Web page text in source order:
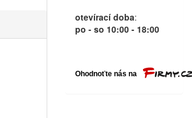
otevírací doba:
po - so 10:00 - 18:00